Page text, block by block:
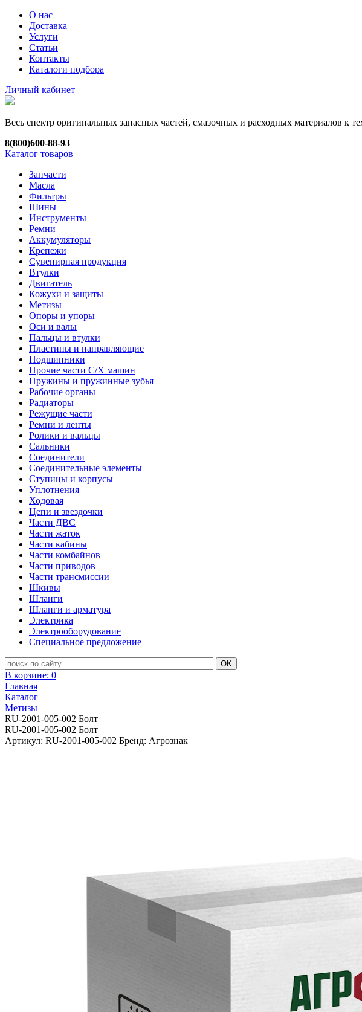
О нас
Доставка
Услуги
Статьи
Контакты
Каталоги подбора
Личный кабинет
Весь спектр оригинальных запасных частей, смазочных и расходных материалов к
8(800)600-88-93
Каталог товаров
Запчасти
Масла
Фильтры
Шины
Инструменты
Ремни
Аккумуляторы
Крепежи
Сувенирная продукция
Втулки
Двигатель
Кожухи и защиты
Метизы
Опоры и упоры
Оси и валы
Пальцы и втулки
Пластины и направляющие
Подшипники
Прочие части С/Х машин
Пружины и пружинные зубья
Рабочие органы
Радиаторы
Режущие части
Ремни и ленты
Ролики и вальцы
Сальники
Соединители
Соединительные элементы
Ступицы и корпусы
Уплотнения
Ходовая
Цепи и звездочки
Части ДВС
Части жаток
Части кабины
Части комбайнов
Части приводов
Части трансмиссии
Шкивы
Шланги
Шланги и арматура
Электрика
Электрооборудование
Специальное предложение
В корзине: 0
Главная
Каталог
Метизы
RU-2001-005-002 Болт
RU-2001-005-002 Болт
Артикул: RU-2001-005-002 Бренд: Агрознак